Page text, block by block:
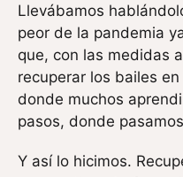
Llevábamos
peor de la pandemia
que, con las medidas
recuperar los bailes
donde muchos
pasos, donde
Y así lo hicimos.